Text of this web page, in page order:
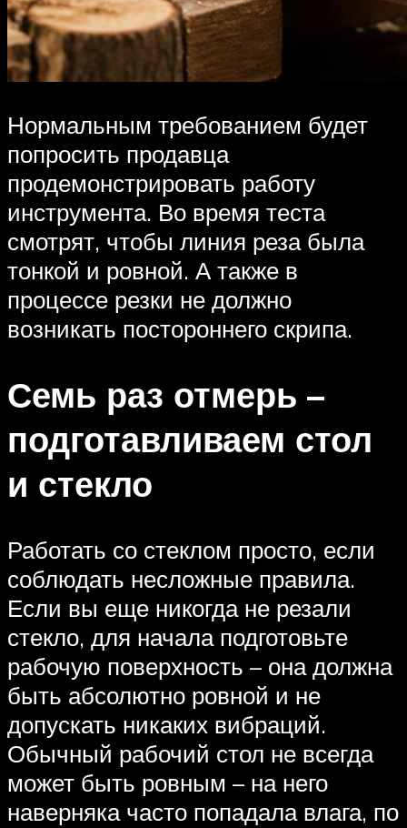
Нормальным требованием будет
попросить продавца
продемонстрировать работу
инструмента. Во время теста
смотрят, чтобы линия реза была
тонкой и ровной. А также в
процессе резки не должно
возникать постороннего скрипа.
Семь раз отмерь –
подготавливаем стол
и стекло
Работать со стеклом просто, если
соблюдать несложные правила.
Если вы еще никогда не резали
стекло, для начала подготовьте
рабочую поверхность – она должна
быть абсолютно ровной и не
допускать никаких вибраций.
Обычный рабочий стол не всегда
может быть ровным – на него
наверняка часто попадала влага, по